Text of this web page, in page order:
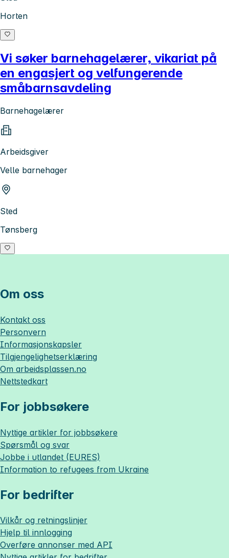
Horten
Vi søker barnehagelærer, vikariat på
en engasjert og velfungerende
småbarnsavdeling
Barnehagelærer
Arbeidsgiver
Velle barnehager
Sted
Tønsberg
Om oss
Kontakt oss
Personvern
Informasjonskapsler
Tilgjengelighetserklæring
Om arbeidsplassen.no
Nettstedkart
For jobbsøkere
Nyttige artikler for jobbsøkere
Spørsmål og svar
Jobbe i utlandet (EURES)
Information to refugees from Ukraine
For bedrifter
Vilkår og retningslinjer
Hjelp til innlogging
Overføre annonser med API